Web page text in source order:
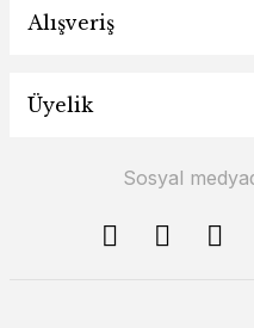
Alışveriş
Üyelik
Sosyal